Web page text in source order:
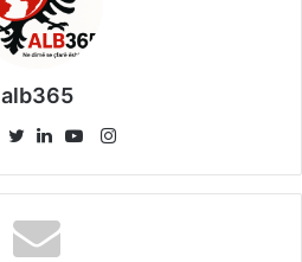
alb365
Instagram